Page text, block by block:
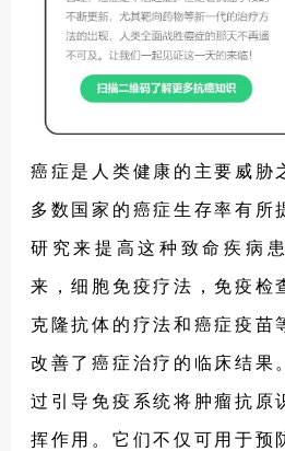
癌症是人类健康的主要威胁
多数国家的癌症生存率有所
研究来提高这种致命疾病
来，细胞免疫疗法，免疫检
克隆抗体的疗法和癌症疫苗
改善了癌症治疗的临床结果
过引导免疫系统将肿瘤抗原
挥作用。它们不仅可用于预